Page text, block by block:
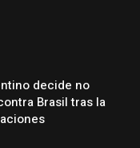
decide no
Brasil tras la